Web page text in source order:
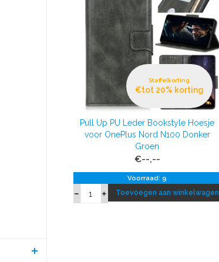
Staffelkorting
€tot 20% korting
Pull Up PU Leder Bookstyle Hoesje
voor OnePlus Nord N100 Donker
Groen
€--,--
Voorraad: 9
Toevoegen aan winkelwagen